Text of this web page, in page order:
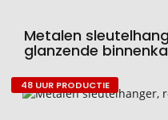
Metalen
glanzende
Naar
48 UUR PRODUCTIE